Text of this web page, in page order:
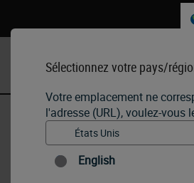
Sélectionnez votre pays/
Votre emplacement ne
l'adresse (URL), voulez-vous
English
IHC & ISH • ISH Probes -
RUO - ETV6 Break (12p13)